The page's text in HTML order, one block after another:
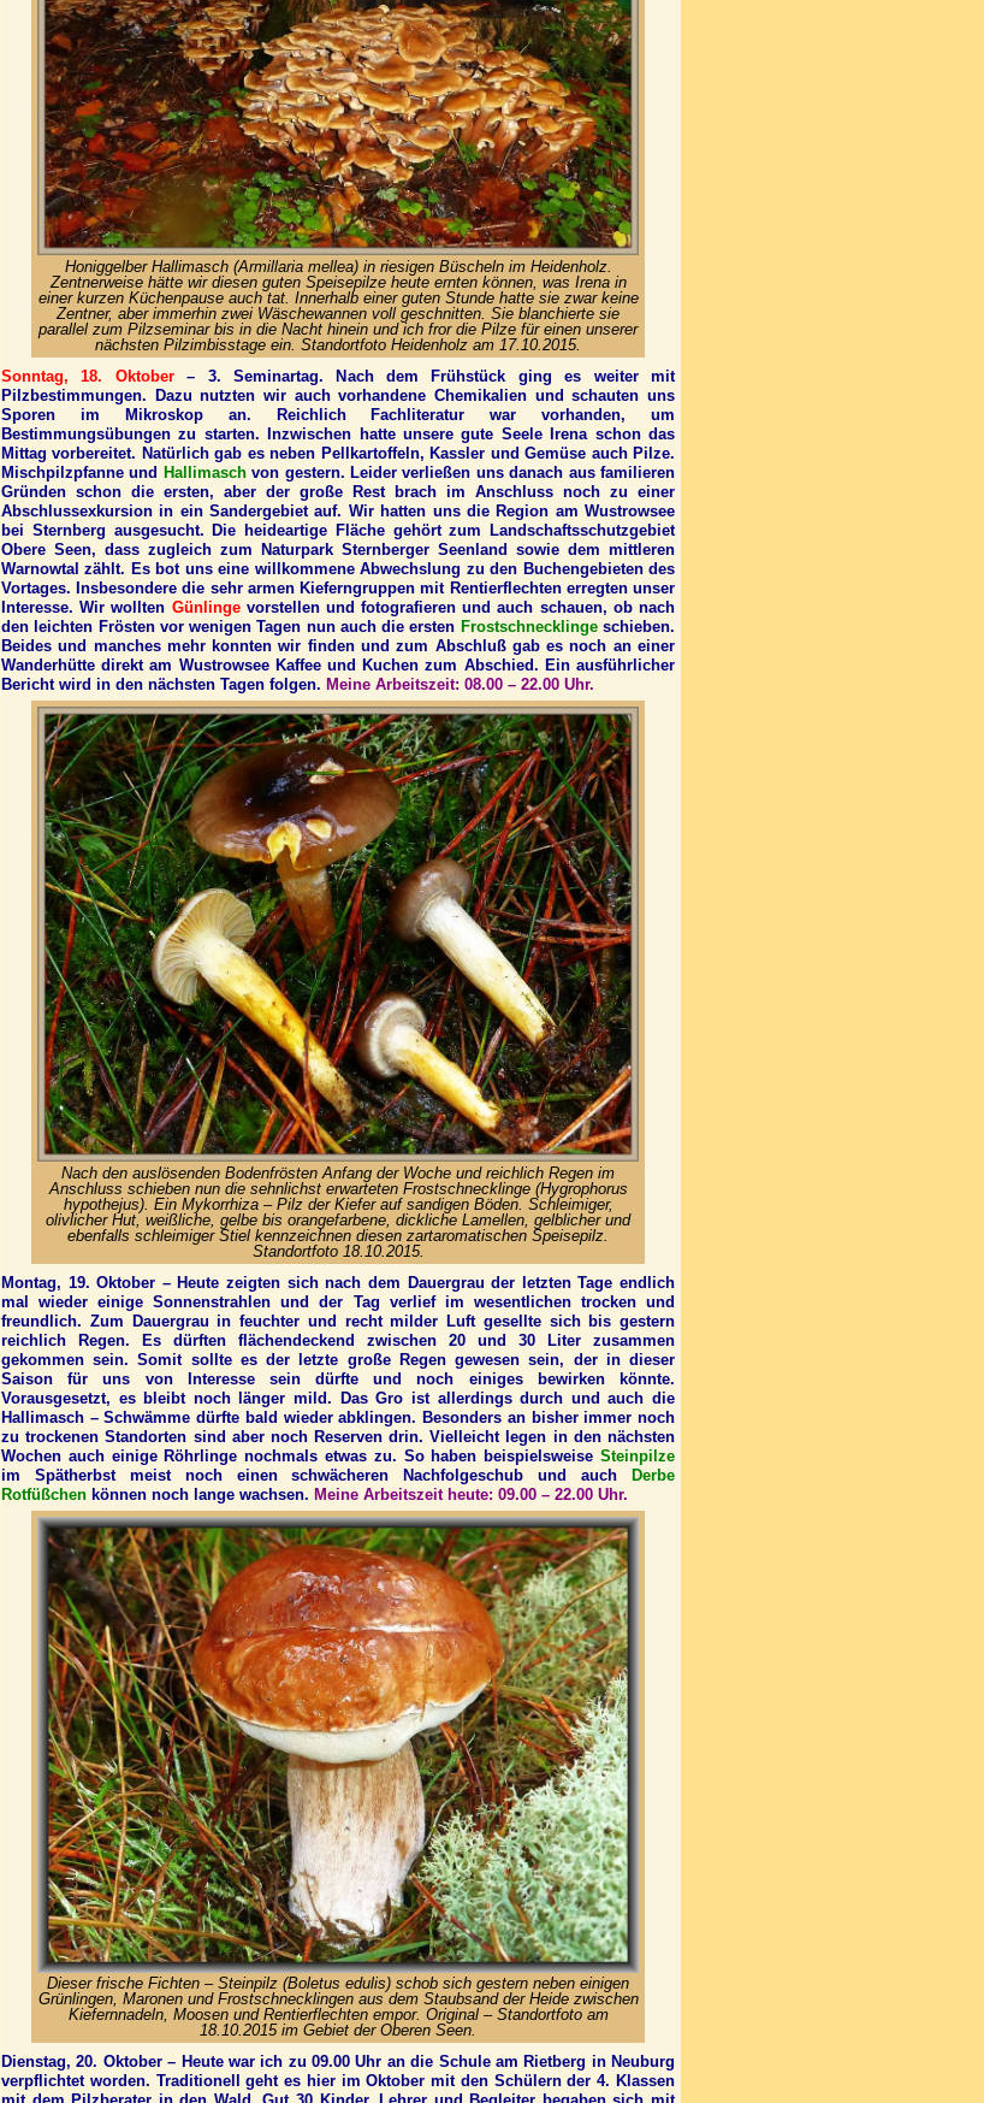
Honiggelber Hallimasch (Armillaria mellea) in riesigen Büscheln im Heidenholz.
Zentnerweise hätte wir diesen guten Speisepilze heute ernten können, was Irena in
einer kurzen Küchenpause auch tat. Innerhalb einer guten Stunde hatte sie zwar keine
Zentner, aber immerhin zwei Wäschewannen voll geschnitten. Sie blanchierte sie
parallel zum Pilzseminar bis in die Nacht hinein und ich fror die Pilze für einen unserer
nächsten Pilzimbisstage ein. Standortfoto Heidenholz am 17.10.2015.
Sonntag, 18. Oktober– 3. Seminartag. Nach dem Frühstück ging es weiter mit
Pilzbestimmungen. Dazu nutzten wir auch vorhandene Chemikalien und schauten uns
Sporen im Mikroskop an. Reichlich Fachliteratur war vorhanden, um
Bestimmungsübungen zu starten. Inzwischen hatte unsere gute Seele Irena schon das
Mittag vorbereitet. Natürlich gab es neben Pellkartoffeln, Kassler und Gemüse auch Pilze.
Mischpilzpfanne und Hallimaschvon gestern. Leider verließen uns danach aus familieren
Gründen schon die ersten, aber der große Rest brach im Anschluss noch zu einer
Abschlussexkursion in ein Sandergebiet auf. Wir hatten uns die Region am Wustrowsee
bei Sternberg ausgesucht. Die heideartige Fläche gehört zum Landschaftsschutzgebiet
Obere Seen, dass zugleich zum Naturpark Sternberger Seenland sowie dem mittleren
Warnowtal zählt. Es bot uns eine willkommene Abwechslung zu den Buchengebieten des
Vortages. Insbesondere die sehr armen Kieferngruppen mit Rentierflechten erregten unser
Interesse. Wir wollten Günlingevorstellen und fotografieren und auch schauen, ob nach
den leichten Frösten vor wenigen Tagen nun auch die ersten Frostschnecklingeschieben.
Beides und manches mehr konnten wir finden und zum Abschluß gab es noch an einer
Wanderhütte direkt am Wustrowsee Kaffee und Kuchen zum Abschied. Ein ausführlicher
Bericht wird in den nächsten Tagen folgen. Meine Arbeitszeit: 08.00 – 22.00 Uhr.
Nach den auslösenden Bodenfrösten Anfang der Woche und reichlich Regen im
Anschluss schieben nun die sehnlichst erwarteten Frostschnecklinge (Hygrophorus
hypothejus). Ein Mykorrhiza – Pilz der Kiefer auf sandigen Böden. Schleimiger,
olivlicher Hut, weißliche, gelbe bis orangefarbene, dickliche Lamellen, gelblicher und
ebenfalls schleimiger Stiel kennzeichnen diesen zartaromatischen Speisepilz.
Standortfoto 18.10.2015.
Montag, 19. Oktober – Heute zeigten sich nach dem Dauergrau der letzten Tage endlich
mal wieder einige Sonnenstrahlen und der Tag verlief im wesentlichen trocken und
freundlich. Zum Dauergrau in feuchter und recht milder Luft gesellte sich bis gestern
reichlich Regen. Es dürften flächendeckend zwischen 20 und 30 Liter zusammen
gekommen sein. Somit sollte es der letzte große Regen gewesen sein, der in dieser
Saison für uns von Interesse sein dürfte und noch einiges bewirken könnte.
Vorausgesetzt, es bleibt noch länger mild. Das Gro ist allerdings durch und auch die
Hallimasch – Schwämme dürfte bald wieder abklingen. Besonders an bisher immer noch
zu trockenen Standorten sind aber noch Reserven drin. Vielleicht legen in den nächsten
Wochen auch einige Röhrlinge nochmals etwas zu. So haben beispielsweise Steinpilze
im Spätherbst meist noch einen schwächeren Nachfolgeschub und auch Derbe
Rotfüßchen können noch lange wachsen. Meine Arbeitszeit heute: 09.00 – 22.00 Uhr.
Dieser frische Fichten – Steinpilz (Boletus edulis) schob sich gestern neben einigen
Grünlingen, Maronen und Frostschnecklingen aus dem Staubsand der Heide zwischen
Kiefernnadeln, Moosen und Rentierflechten empor. Original – Standortfoto am
18.10.2015 im Gebiet der Oberen Seen.
Dienstag, 20. Oktober – Heute war ich zu 09.00 Uhr an die Schule am Rietberg in Neuburg
verpflichtet worden. Traditionell geht es hier im Oktober mit den Schülern der 4. Klassen